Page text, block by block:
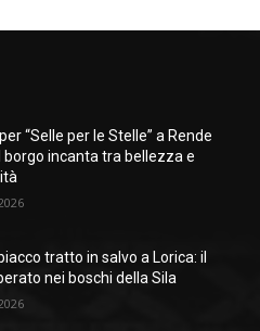
“Selle per le Stelle” a Rende
borgo incanta tra bellezza e
tratto in salvo a Lorica: il
nei boschi della Sila